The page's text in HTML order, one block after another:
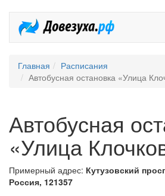
Главная
Расписания
Автобусная остановка «Улица
Автобусная
«Улица
Примерный адрес: Кутузовский
Россия, 121357